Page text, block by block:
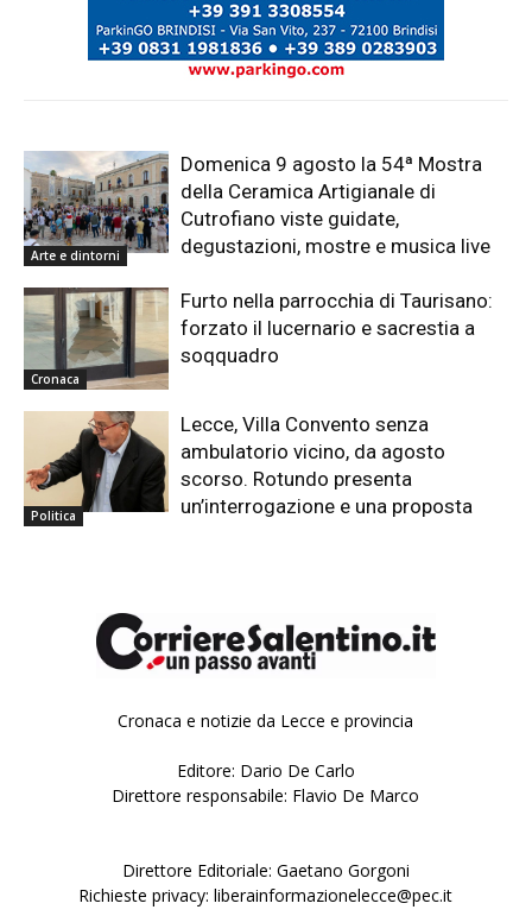
Arte e dintorni
Domenica 9 agosto la 54ª Mostra
della Ceramica Artigianale di
Cutrofiano viste guidate,
degustazioni, mostre e musica live
Cronaca
Furto nella parrocchia di Taurisano:
forzato il lucernario e sacrestia a
soqquadro
Politica
Lecce, Villa Convento senza
ambulatorio vicino, da agosto
scorso. Rotundo presenta
un’interrogazione e una proposta
Cronaca e notizie da Lecce e provincia
Editore: Dario De Carlo
Direttore responsabile: Flavio De Marco
Direttore Editoriale: Gaetano Gorgoni
Richieste privacy: liberainformazionelecce@pec.it